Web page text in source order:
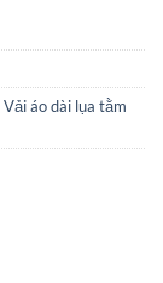
Vải áo dài lụa tằm